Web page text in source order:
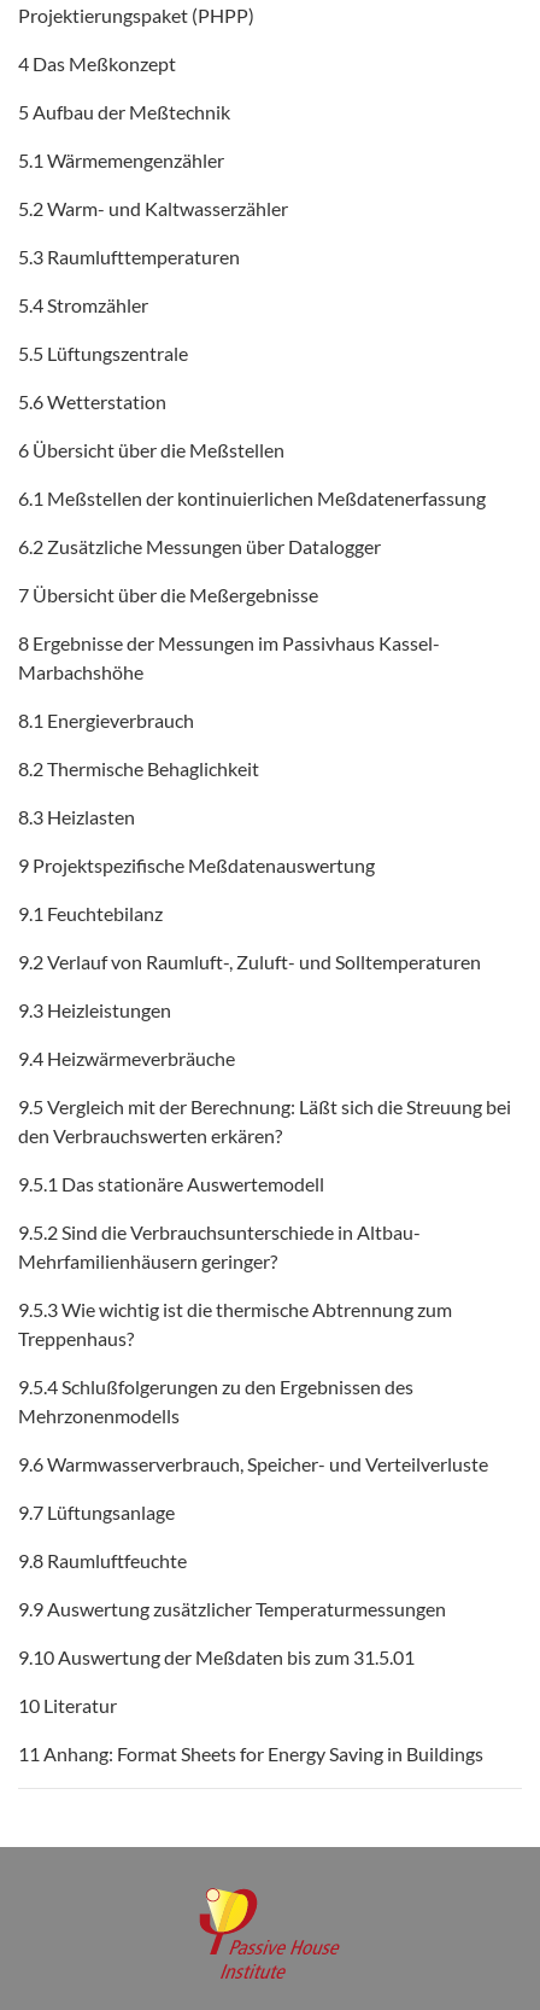
Projektierungspaket (PHPP)
4 Das Meßkonzept
5 Aufbau der Meßtechnik
5.1 Wärmemengenzähler
5.2 Warm- und Kaltwasserzähler
5.3 Raumlufttemperaturen
5.4 Stromzähler
5.5 Lüftungszentrale
5.6 Wetterstation
6 Übersicht über die Meßstellen
6.1 Meßstellen der kontinuierlichen Meßdatenerfassung
6.2 Zusätzliche Messungen über Datalogger
7 Übersicht über die Meßergebnisse
8 Ergebnisse der Messungen im Passivhaus Kassel-
Marbachshöhe
8.1 Energieverbrauch
8.2 Thermische Behaglichkeit
8.3 Heizlasten
9 Projektspezifische Meßdatenauswertung
9.1 Feuchtebilanz
9.2 Verlauf von Raumluft-, Zuluft- und Solltemperaturen
9.3 Heizleistungen
9.4 Heizwärmeverbräuche
9.5 Vergleich mit der Berechnung: Läßt sich die Streuung bei
den Verbrauchswerten erkären?
9.5.1 Das stationäre Auswertemodell
9.5.2 Sind die Verbrauchsunterschiede in Altbau-
Mehrfamilienhäusern geringer?
9.5.3 Wie wichtig ist die thermische Abtrennung zum
Treppenhaus?
9.5.4 Schlußfolgerungen zu den Ergebnissen des
Mehrzonenmodells
9.6 Warmwasserverbrauch, Speicher- und Verteilverluste
9.7 Lüftungsanlage
9.8 Raumluftfeuchte
9.9 Auswertung zusätzlicher Temperaturmessungen
9.10 Auswertung der Meßdaten bis zum 31.5.01
10 Literatur
11 Anhang: Format Sheets for Energy Saving in Buildings